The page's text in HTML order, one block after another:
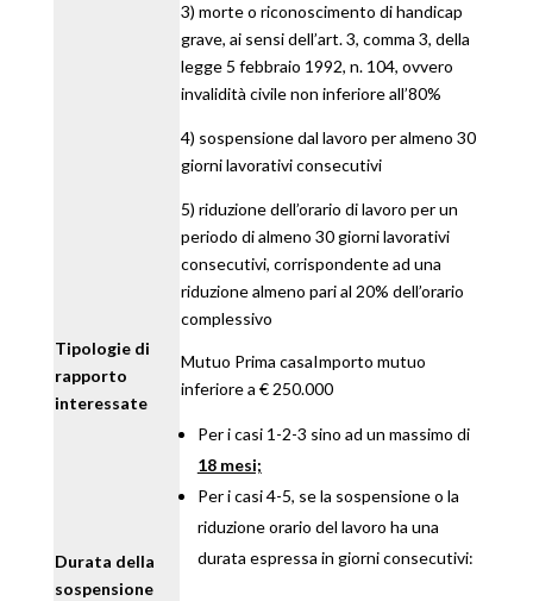
3) morte o riconoscimento di handicap
grave, ai sensi dell’art. 3, comma 3, della
legge 5 febbraio 1992, n. 104, ovvero
invalidità civile non inferiore all’80%
4) sospensione dal lavoro per almeno 30
giorni lavorativi consecutivi
5) riduzione dell’orario di lavoro per un
periodo di almeno 30 giorni lavorativi
consecutivi, corrispondente ad una
riduzione almeno pari al 20% dell’orario
complessivo
Tipologie di
rapporto
interessate
Mutuo Prima casaImporto mutuo
inferiore a € 250.000
Durata della
sospensione
Per i casi 1-2-3 sino ad un massimo di
18 mesi;
Per i casi 4-5, se la sospensione o la
riduzione orario del lavoro ha una
durata espressa in giorni consecutivi: